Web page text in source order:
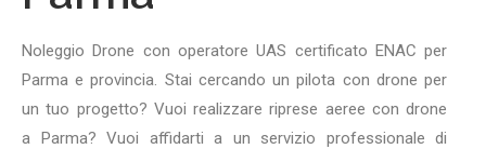
Noleggio Drone con operatore UAS certificato ENAC per
Parma e provincia. Stai cercando un pilota con drone per
un tuo progetto? Vuoi realizzare riprese aeree con drone
a Parma? Vuoi affidarti a un servizio professionale di